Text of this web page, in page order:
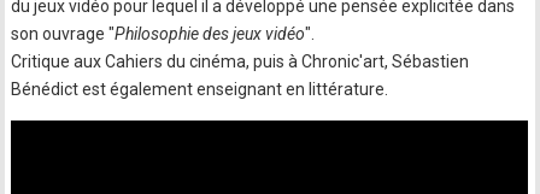
du jeux vidéo pour lequel il a développé une pensée explicitée dans
son ouvrage "Philosophie des jeux vidéo".
Critique aux Cahiers du cinéma, puis à Chronic'art, Sébastien
Bénédict est également enseignant en littérature.